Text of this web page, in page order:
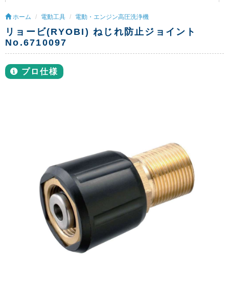
ホーム 電動工具 電動・エンジン高圧洗浄機
リョービ(RYOBI) ねじれ防止ジョイント
No.6710097
プロ仕様